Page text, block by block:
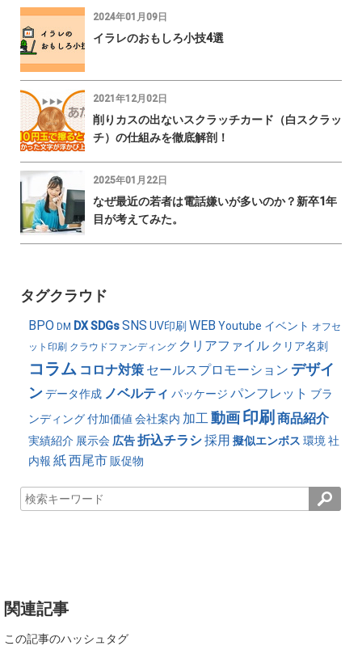
2024年01月09日
イラレのおもしろ小技4選
2021年12月02日
削りカスの出ないスクラッチカード（白スクラッ
チ）の仕組みを徹底解剖！
2025年01月22日
なぜ最近の若者は電話嫌いが多いのか？新卒1年
目が考えてみた。
タグクラウド
BPO DM DXSDGsSNS UV印刷WEB Youtube イベント オフセ
ット印刷 クラウドファンディング クリアファイル クリア名刺
コラム コロナ対策 セールスプロモーション デザイ
ンデータ作成 ノベルティ パッケージ パンフレット ブラ
ンディング付加価値 会社案内 加工 動画印刷 商品紹介
実績紹介 展示会 広告折込チラシ採用 擬似エンボス 環境 社
内報 紙西尾市販促物
関連記事
この記事のハッシュタグ